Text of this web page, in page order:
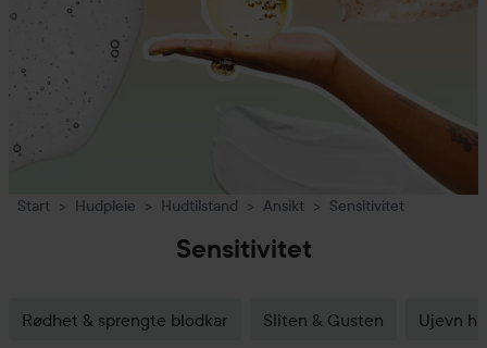
Start Hudpleie Hudtilstand Ansikt Sensitivitet
Sensitivitet
Rødhet & sprengte blodkar Sliten & Gusten Ujevn